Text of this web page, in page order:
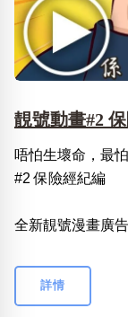
靚號動畫#2
唔怕生壞命，最
#2 保險經紀編
全新靚號漫畫廣
詳情